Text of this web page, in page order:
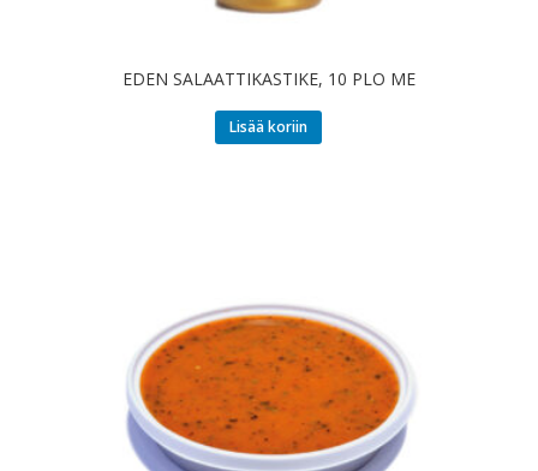
EDEN SALAATTIKASTIKE, 10 PLO ME
Lisää koriin